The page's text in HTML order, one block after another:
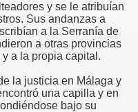
y se le atribuían
Sus andanzas a
a la Serranía de
a otras provincias
a la propia capital.
la justicia en Málaga y
una capilla y en
bajo su